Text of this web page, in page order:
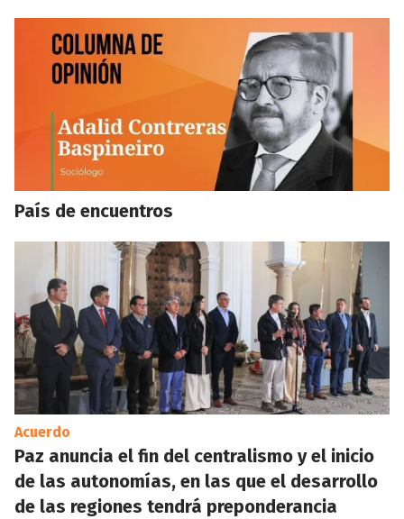
País de encuentros
Acuerdo
Paz anuncia el fin del centralismo y el inicio
de las autonomías, en las que el desarrollo
de las regiones tendrá preponderancia